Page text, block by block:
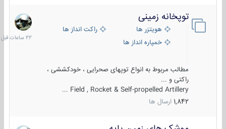
توپخانه زمینی
هویتزر ها
راکت انداز ها
خمپاره انداز ها
مطالب مربوط به انواع توپهای صحرایی ، خودکششی ،
راکتی و ...
Field , Rocket & Self-propelled Artillery ...
1,842 ارسال ها
22
ساعات
قبل